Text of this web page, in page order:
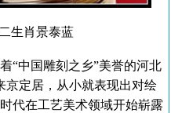
生肖景泰蓝
中国雕刻之乡”美誉的河北
京定居，从小就表现出对绘
代在工艺美术领域开始崭露